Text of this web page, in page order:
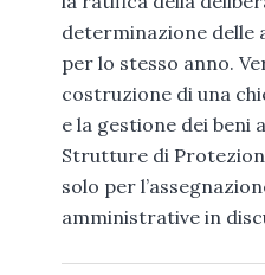
determinazione delle
per lo stesso anno.
costruzione di una
e la gestione dei
Strutture di
solo per
amministrative in